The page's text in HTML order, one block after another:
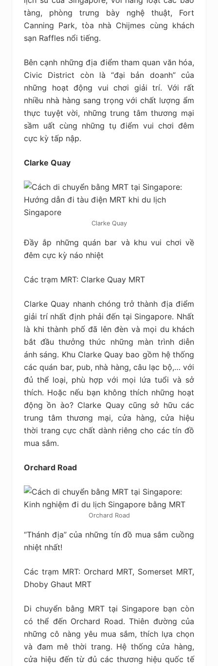
tàng, phòng trưng bày nghệ thuật, Fort
Canning Park, tòa nhà Chijmes cùng khách
sạn Raffles nổi tiếng.
Bên cạnh những địa điểm tham quan văn hóa,
Civic District còn là “đại bản doanh” của
những hoạt động vui chơi giải trí. Với rất
nhiều nhà hàng sang trọng với chất lượng ẩm
thực tuyệt vời, những trung tâm thương mại
sầm uất cùng những tụ điểm vui chơi đêm
cực kỳ tấp nập.
Clarke Quay
Clarke Quay
Đầy ắp những quán bar và khu vui chơi về
đêm cực kỳ náo nhiệt
Các trạm MRT: Clarke Quay MRT
Clarke Quay nhanh chóng trở thành địa điểm
giải trí nhất định phải đến tại Singapore. Nhất
là khi thành phố đã lên đèn và mọi du khách
bắt đầu thưởng thức những màn trình diễn
ánh sáng. Khu Clarke Quay bao gồm hệ thống
các quán bar, pub, nhà hàng, câu lạc bộ,… với
đủ thể loại, phù hợp với mọi lứa tuổi và sở
thích. Hoặc nếu bạn không thích những hoạt
động ồn ào? Clarke Quay cũng sở hữu các
trung tâm thương mại, cửa hàng, cửa hiệu
thời trang cực chất dành riêng cho các tín đồ
mua sắm.
Orchard Road
Orchard Road
“Thánh địa” của những tín đồ mua sắm cuồng
nhiệt nhất!
Các trạm MRT: Orchard MRT, Somerset MRT,
Dhoby Ghaut MRT
Di chuyển bằng MRT tại Singapore bạn còn
có thể đến Orchard Road. Thiên đường của
những cô nàng yêu mua sắm, thích lựa chọn
và đam mê thời trang. Hệ thống cửa hàng,
cửa hiệu đến từ đủ các thương hiệu quốc tế